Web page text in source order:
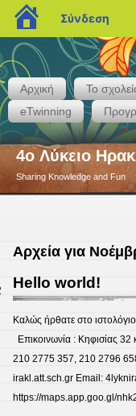
Αρχική Το
eTwinning
4o Λύκειο
Sharing Knowledge and Fun
Αρχεία για
Hello world!
Καλώς ήρθατε στο
Επικοινωνία : Κηφισίας
210 2775 357, 210 2796
irakl.att.sch.gr Email:
https://maps.app.goo.gl/
blogs.sch.gr
Σύνδεση